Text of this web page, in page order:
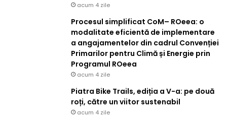
acum 4 zile
Procesul simplificat CoM– ROeea: o
modalitate eficientă de implementare
a angajamentelor din cadrul Convenției
Primarilor pentru Climă și Energie prin
Programul ROeea
acum 4 zile
Piatra Bike Trails, ediția a V-a: pe două
roți, către un viitor sustenabil
acum 4 zile